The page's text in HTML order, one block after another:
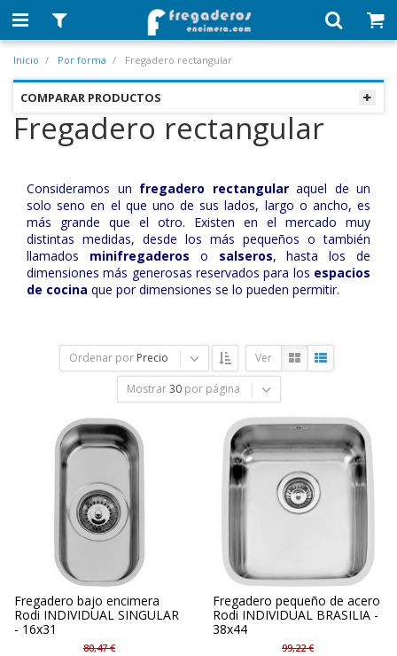
Inicio Por forma Fregadero rectangular
COMPARAR PRODUCTOS
Fregadero rectangular
Consideramos un fregadero rectangularaquel de un
solo seno en el que uno de sus lados, largo o ancho, es
más grande que el otro. Existen en el mercado muy
distintas medidas, desde los más pequeños o también
llamados minifregaderos o salseros, hasta los de
dimensiones más generosas reservados para los espacios
de cocina que por dimensiones se lo pueden permitir.
Ordenar por Precio Ver
Mostrar 30 por página
Fregadero bajo encimera
Rodi INDIVIDUAL SINGULAR
- 16x31
80,47 €
Fregadero pequeño de acero
Rodi INDIVIDUAL BRASILIA -
38x44
99,22 €